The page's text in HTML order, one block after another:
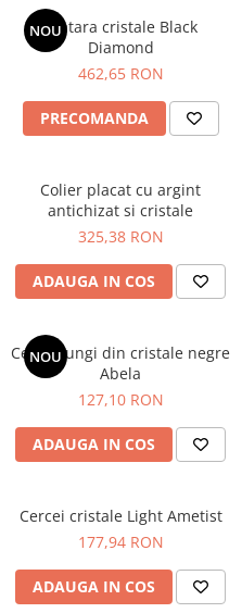
NOUBratara cristale Black
Diamond
462,65 RON
PRECOMANDA
Colier placat cu argint
antichizat si cristale
325,38 RON
ADAUGA IN COS
NOU
Cercei lungi din cristale negre
Abela
127,10 RON
ADAUGA IN COS
Cercei cristale Light Ametist
177,94 RON
ADAUGA IN COS